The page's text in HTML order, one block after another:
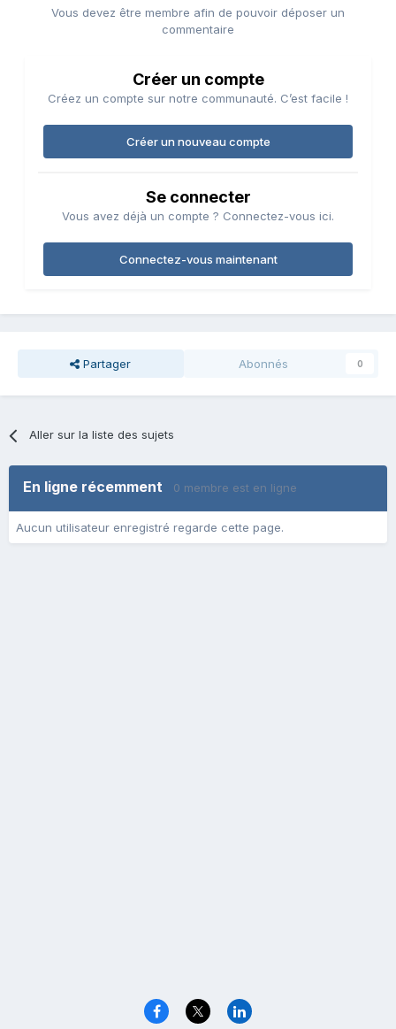
Vous devez être membre afin de pouvoir déposer un
commentaire
Créer un compte
Créez un compte sur notre communauté. C’est facile !
Créer un nouveau compte
Se connecter
Vous avez déjà un compte ? Connectez-vous ici.
Connectez-vous maintenant
Partager Abonnés 0
Aller sur la liste des sujets
En ligne récemment 0 membre est en ligne
Aucun utilisateur enregistré regarde cette page.